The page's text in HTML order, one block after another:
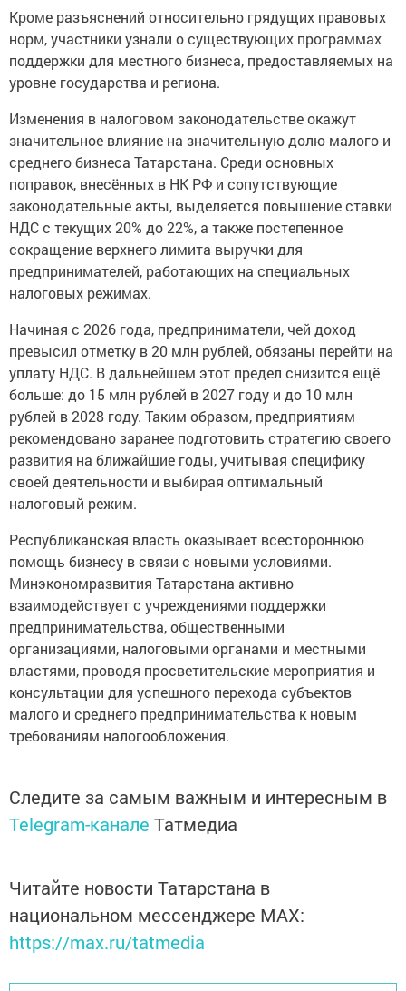
Кроме разъяснений относительно грядущих правовых
норм, участники узнали о существующих программах
поддержки для местного бизнеса, предоставляемых на
уровне государства и региона.
Изменения в налоговом законодательстве окажут
значительное влияние на значительную долю малого и
среднего бизнеса Татарстана. Среди основных
поправок, внесённых в НК РФ и сопутствующие
законодательные акты, выделяется повышение ставки
НДС с текущих 20% до 22%, а также постепенное
сокращение верхнего лимита выручки для
предпринимателей, работающих на специальных
налоговых режимах.
Начиная с 2026 года, предприниматели, чей доход
превысил отметку в 20 млн рублей, обязаны перейти на
уплату НДС. В дальнейшем этот предел снизится ещё
больше: до 15 млн рублей в 2027 году и до 10 млн
рублей в 2028 году. Таким образом, предприятиям
рекомендовано заранее подготовить стратегию своего
развития на ближайшие годы, учитывая специфику
своей деятельности и выбирая оптимальный
налоговый режим.
Республиканская власть оказывает всестороннюю
помощь бизнесу в связи с новыми условиями.
Минэкономразвития Татарстана активно
взаимодействует с учреждениями поддержки
предпринимательства, общественными
организациями, налоговыми органами и местными
властями, проводя просветительские мероприятия и
консультации для успешного перехода субъектов
малого и среднего предпринимательства к новым
требованиям налогообложения.
Следите за самым важным и интересным в
Telegram-канале Татмедиа
Читайте новости Татарстана в
национальном мессенджере MАХ:
https://max.ru/tatmedia